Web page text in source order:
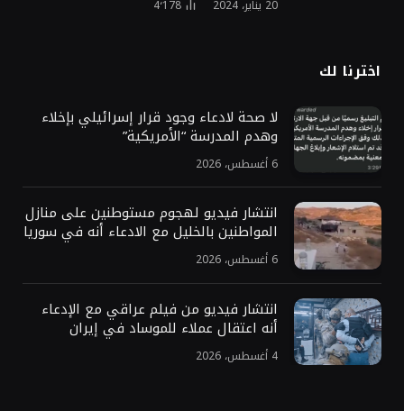
20 يناير، 2024 4٬178
اخترنا لك
لا صحة لادعاء وجود قرار إسرائيلي بإخلاء
وهدم المدرسة “الأمريكية”
6 أغسطس، 2026
انتشار فيديو لهجوم مستوطنين على منازل
المواطنين بالخليل مع الادعاء أنه في سوريا
6 أغسطس، 2026
انتشار فيديو من فيلم عراقي مع الإدعاء
أنه اعتقال عملاء للموساد في إيران
4 أغسطس، 2026